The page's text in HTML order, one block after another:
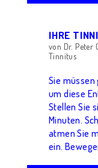
IHRE
von Dr. Peter
Tinnitus
Sie
um diese
Stellen Sie
Minuten.
atmen Sie
ein.